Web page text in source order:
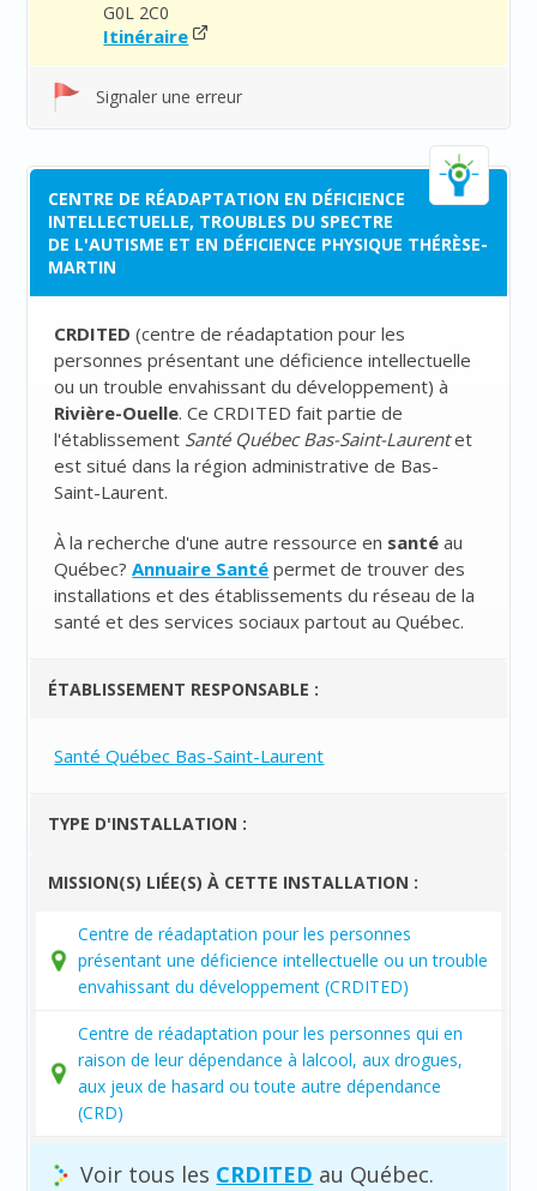
G0L 2C0
Itinéraire
Signaler une erreur
CENTRE DE RÉADAPTATION EN DÉFICIENCE
INTELLECTUELLE, TROUBLES DU SPECTRE
DE L'AUTISME ET EN DÉFICIENCE PHYSIQUE THÉRÈSE-
MARTIN
CRDITED (centre de réadaptation pour les
personnes présentant une déficience intellectuelle
ou un trouble envahissant du développement) à
Rivière-Ouelle. Ce CRDITED fait partie de
l'établissement Santé Québec Bas-Saint-Laurentet
est situé dans la région administrative de Bas-
Saint-Laurent.
À la recherche d'une autre ressource en santé au
Québec?Annuaire Santé permet de trouver des
installations et des établissements du réseau de la
santé et des services sociaux partout au Québec.
ÉTABLISSEMENT RESPONSABLE :
Santé Québec Bas-Saint-Laurent
TYPE D'INSTALLATION :
MISSION(S) LIÉE(S) À CETTE INSTALLATION :
Centre de réadaptation pour les personnes
présentant une déficience intellectuelle ou un trouble
envahissant du développement (CRDITED)
Centre de réadaptation pour les personnes qui en
raison de leur dépendance à lalcool, aux drogues,
aux jeux de hasard ou toute autre dépendance
(CRD)
Voir tous les CRDITED au Québec.